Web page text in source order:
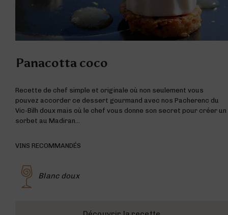
Panacotta coco
Recette de chef simple et originale où non seulement vous
pouvez accorder ce dessert gourmand avec nos Pacherenc du
Vic-Bilh doux mais où le chef vous donne son secret pour créer un
sorbet au Madiran…
VINS RECOMMANDÉS
Blanc doux